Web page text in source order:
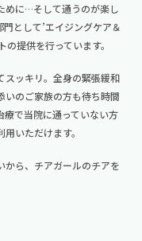
めに…そして通うのが楽し
として’エイジングケア＆
提供を行っています。
スッキリ。全身の緊張緩和
いのご家族の方も待ち時間
療で当院に通っていない方
いただけます。
から、チアガールのチアを